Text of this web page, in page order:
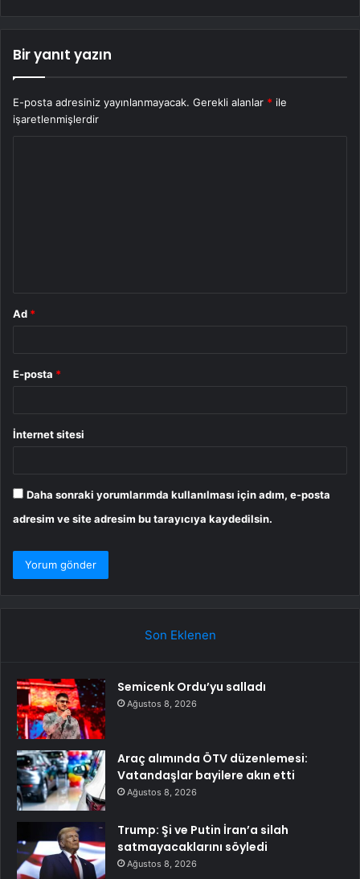
Bir yanıt yazın
E-posta adresiniz yayınlanmayacak. Gerekli alanlar * ile
işaretlenmişlerdir
Ad *
E-posta *
İnternet sitesi
Daha sonraki yorumlarımda kullanılması için adım, e-posta
adresim ve site adresim bu tarayıcıya kaydedilsin.
Son Eklenen
Semicenk Ordu’yu salladı
Ağustos 8, 2026
Araç alımında ÖTV düzenlemesi:
Vatandaşlar bayilere akın etti
Ağustos 8, 2026
Trump: Şi ve Putin İran’a silah
satmayacaklarını söyledi
Ağustos 8, 2026